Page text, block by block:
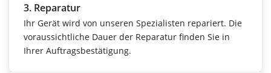
3. Reparatur
Ihr Gerät wird von unseren Spezialisten repariert. Die
voraussichtliche Dauer der Reparatur finden Sie in
Ihrer Auftragsbestätigung.